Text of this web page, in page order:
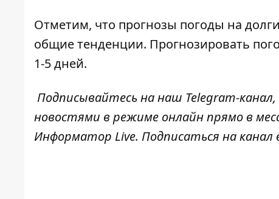
Отметим, что прогнозы погоды на
общие тенденции. Прогнозировать
1-5 дней.
Подписывайтесь на наш Telegram-канал
новостями в режиме онлайн прямо в
Информатор Live. Подписаться на